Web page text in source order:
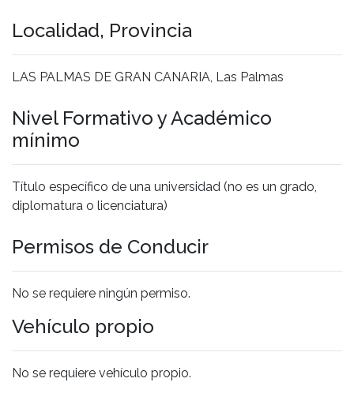
Localidad, Provincia
LAS PALMAS DE GRAN CANARIA, Las Palmas
Nivel Formativo y Académico
mínimo
Título específico de una universidad (no es un grado,
diplomatura o licenciatura)
Permisos de Conducir
No se requiere ningún permiso.
Vehículo propio
No se requiere vehículo propio.